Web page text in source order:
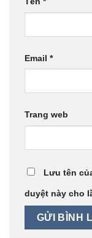
Email *
Trang web
Lưu tên
duyệt này cho